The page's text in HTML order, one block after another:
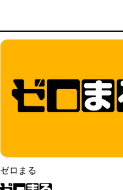
ゼロまる